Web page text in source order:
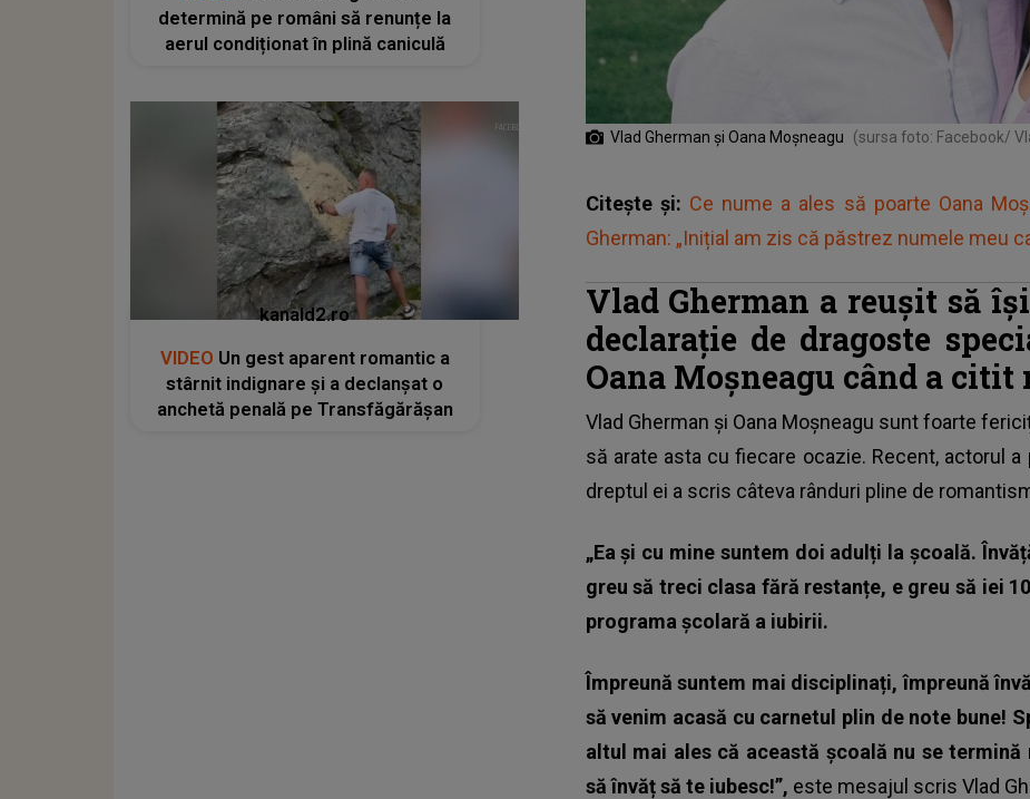
Vlad Gherman și Oana Moșneagu (sursa foto: Facebook/
Citește și: Ce nume a ales să poarte Oana
Gherman: „Inițial am zis că păstrez numele meu
Vlad Gherman a reușit să
declarație de dragoste
Oana Moșneagu când a
Vlad Gherman și Oana Moșneagu sunt foarte
să arate asta cu fiecare ocazie. Recent, actorul
dreptul ei a scris câteva rânduri pline de
„Ea și cu mine suntem doi adulți la școală.
greu să treci clasa fără restanțe, e greu să iei
programa școlară a iubirii.
Împreună suntem mai disciplinați, împreună
să venim acasă cu carnetul plin de note bune!
altul mai ales că această școală nu se
să învăț să te iubesc!”, este mesajul scris Vlad
determină pe români să renunțe la
aerul condiționat în plină caniculă
kanald2.ro
VIDEO Un gest aparent romantic a
stârnit indignare și a declanșat o
anchetă penală pe Transfăgărășan